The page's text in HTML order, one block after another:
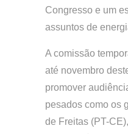
Congresso e um
assuntos de
A comissão
até novembro
promover
pesados como os
de Freitas (PT-